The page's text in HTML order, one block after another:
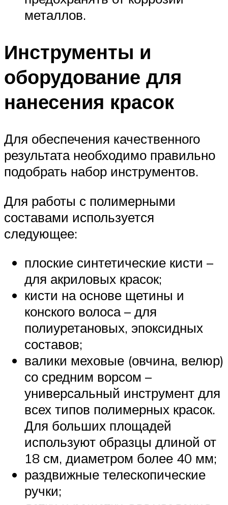
металлов.
Инструменты и
оборудование для
нанесения красок
Для обеспечения качественного
результата необходимо правильно
подобрать набор инструментов.
Для работы с полимерными
составами используется
следующее:
плоские синтетические кисти –
для акриловых красок;
кисти на основе щетины и
конского волоса – для
полиуретановых, эпоксидных
составов;
валики меховые (овчина, велюр)
со средним ворсом –
универсальный инструмент для
всех типов полимерных красок.
Для больших площадей
используют образцы длиной от
18 см, диаметром более 40 мм;
раздвижные телескопические
ручки;